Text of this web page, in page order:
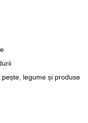
legume și produse